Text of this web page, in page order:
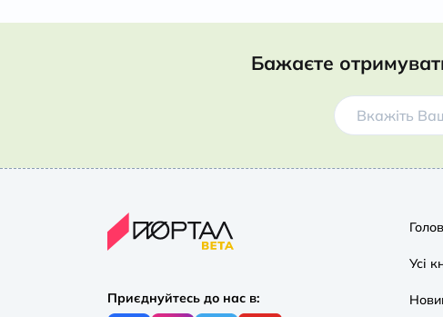
Бажаєте
Приєднуйтесь до нас в:
Усі